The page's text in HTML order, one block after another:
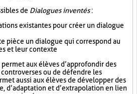
de Dialogues inventés:
existantes pour créer un dialogue
pièce un dialogue qui correspond au
et leur contexte
aux élèves d’approfondir des
ou de défendre les
aussi aux élèves de développer des
d’adaptation et d’extrapolation en lien